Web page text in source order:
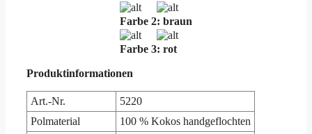
Farbe 2: braun
Farbe 3: rot
Produktinformationen
Art.-Nr.
5220
Polmaterial
100 % Kokos handgeflochten